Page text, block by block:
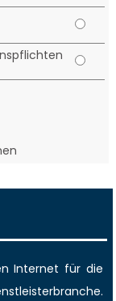
Internet für die